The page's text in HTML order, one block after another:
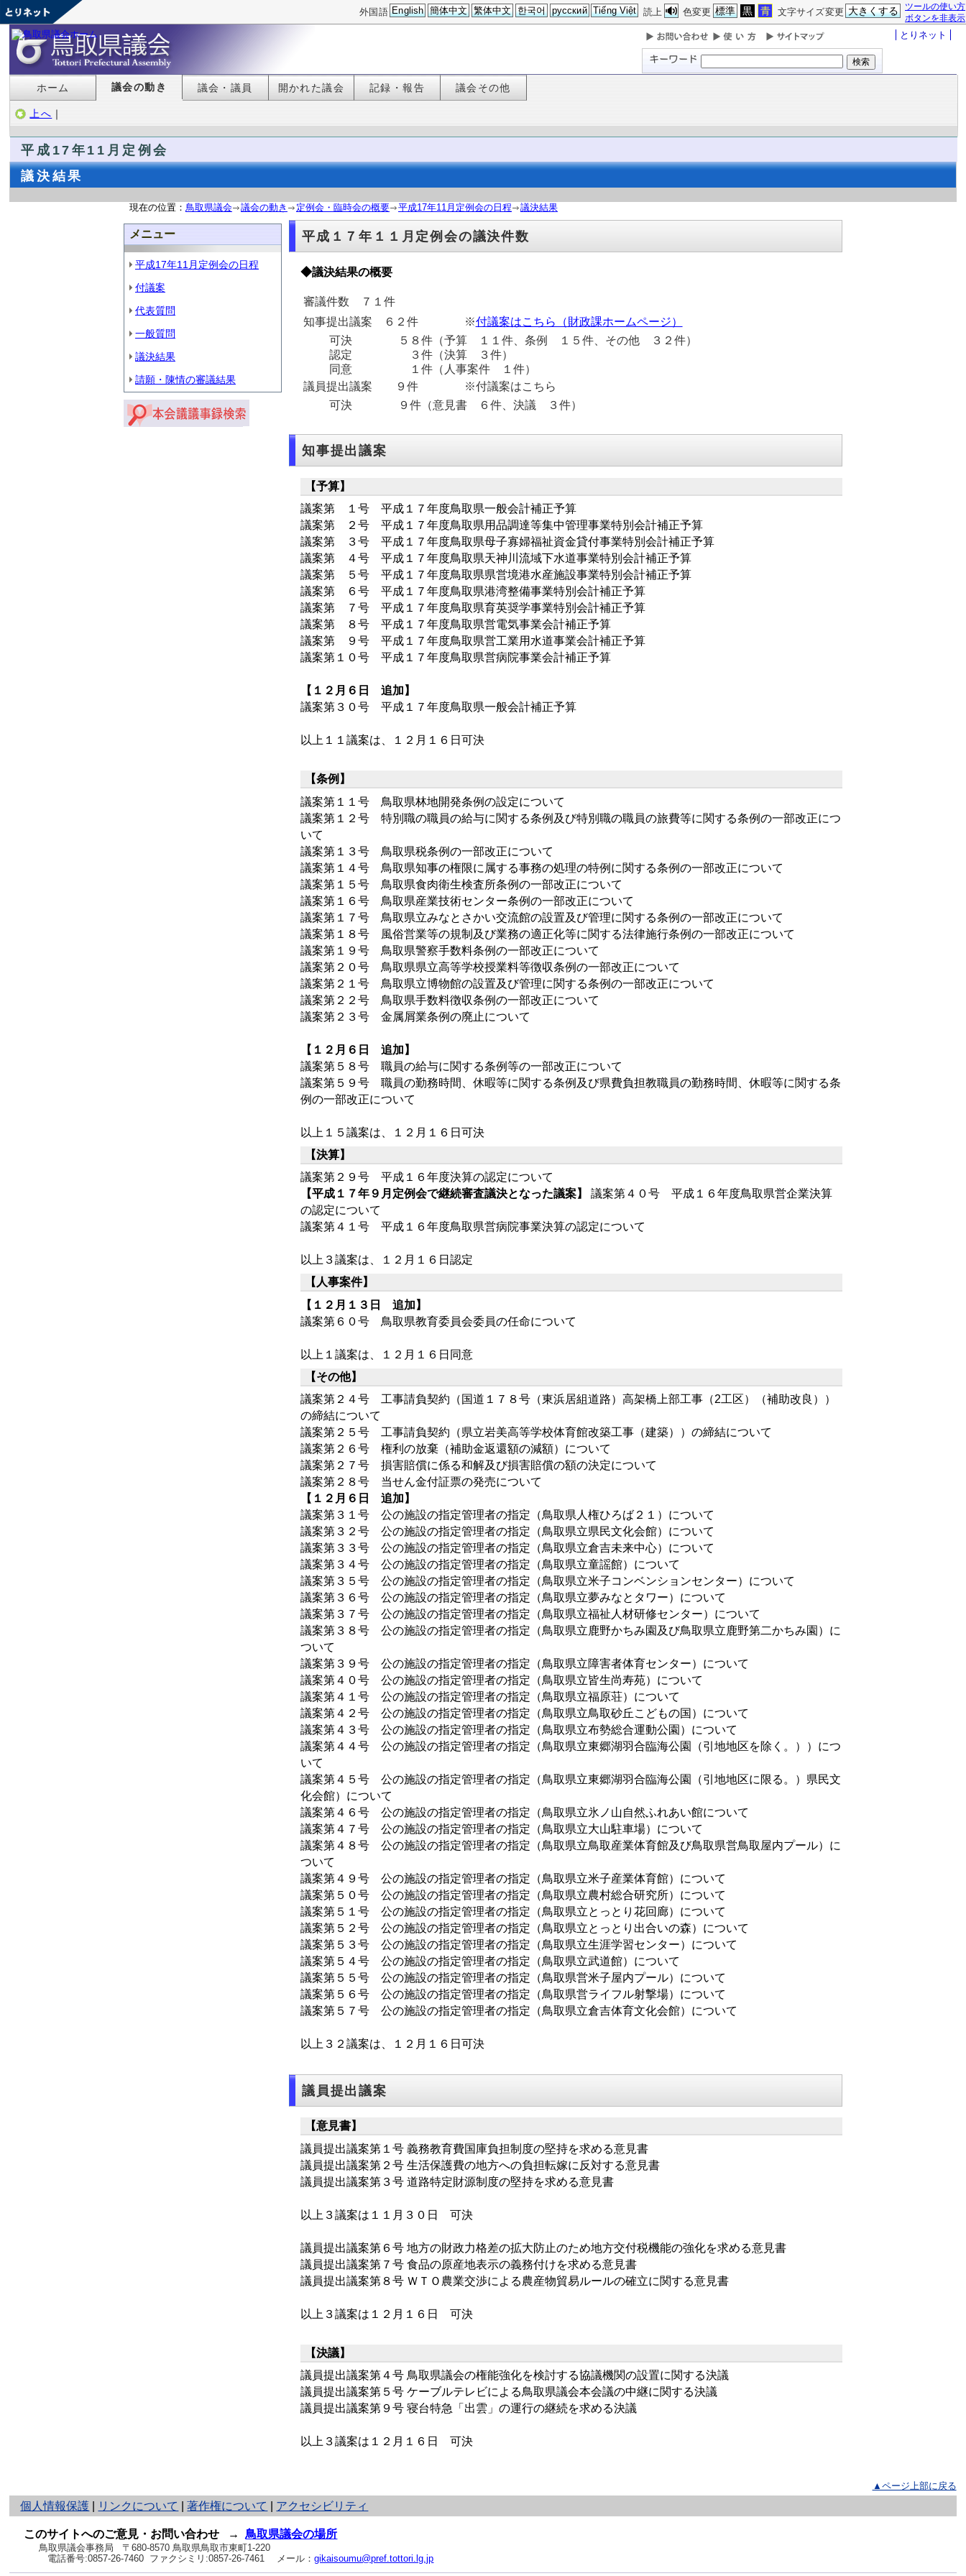
ツールの使い方
ボタンを非表示
文字サイズ変更 大きくする
色変更 標準 黒 青
読上
外国語 English 簡体中文 繁体中文 한국어 русский Tiếng Việt
とりネット
ホーム 議会の動き 議会・議員 開かれた議会 記録・報告 議会その他
上へ ｜
平成17年11月定例会
議決結果
現在の位置： 鳥取県議会 議会の動き 定例会・臨時会の概要 平成17年11月定例会の日程 議決結果
メニュー
平成17年11月定例会の日程
付議案
代表質問
一般質問
議決結果
請願・陳情の審議結果
平成１７年１１月定例会の議決件数
◆議決結果の概要
審議件数 ７１件
知事提出議案 ６２件 ※付議案はこちら（財政課ホームページ）
可決 ５８件（予算 １１件、条例 １５件、その他 ３２件）
認定 ３件（決算 ３件）
同意 １件（人事案件 １件）
議員提出議案 ９件 ※付議案はこちら
可決 ９件（意見書 ６件、決議 ３件）
知事提出議案
【予算】
議案第 １号 平成１７年度鳥取県一般会計補正予算
議案第 ２号 平成１７年度鳥取県用品調達等集中管理事業特別会計補正予算
議案第 ３号 平成１７年度鳥取県母子寡婦福祉資金貸付事業特別会計補正予算
議案第 ４号 平成１７年度鳥取県天神川流域下水道事業特別会計補正予算
議案第 ５号 平成１７年度鳥取県県営境港水産施設事業特別会計補正予算
議案第 ６号 平成１７年度鳥取県港湾整備事業特別会計補正予算
議案第 ７号 平成１７年度鳥取県育英奨学事業特別会計補正予算
議案第 ８号 平成１７年度鳥取県営電気事業会計補正予算
議案第 ９号 平成１７年度鳥取県営工業用水道事業会計補正予算
議案第１０号 平成１７年度鳥取県営病院事業会計補正予算
【１２月６日 追加】
議案第３０号 平成１７年度鳥取県一般会計補正予算
以上１１議案は、１２月１６日可決
【条例】
議案第１１号 鳥取県林地開発条例の設定について
議案第１２号 特別職の職員の給与に関する条例及び特別職の職員の旅費等に関する条例の一部改正につ
いて
議案第１３号 鳥取県税条例の一部改正について
議案第１４号 鳥取県知事の権限に属する事務の処理の特例に関する条例の一部改正について
議案第１５号 鳥取県食肉衛生検査所条例の一部改正について
議案第１６号 鳥取県産業技術センター条例の一部改正について
議案第１７号 鳥取県立みなとさかい交流館の設置及び管理に関する条例の一部改正について
議案第１８号 風俗営業等の規制及び業務の適正化等に関する法律施行条例の一部改正について
議案第１９号 鳥取県警察手数料条例の一部改正について
議案第２０号 鳥取県県立高等学校授業料等徴収条例の一部改正について
議案第２１号 鳥取県立博物館の設置及び管理に関する条例の一部改正について
議案第２２号 鳥取県手数料徴収条例の一部改正について
議案第２３号 金属屑業条例の廃止について
【１２月６日 追加】
議案第５８号 職員の給与に関する条例等の一部改正について
議案第５９号 職員の勤務時間、休暇等に関する条例及び県費負担教職員の勤務時間、休暇等に関する条
例の一部改正について
以上１５議案は、１２月１６日可決
【決算】
議案第２９号 平成１６年度決算の認定について
【平成１７年９月定例会で継続審査議決となった議案】
議案第４０号 平成１６年度鳥取県営企業決算
の認定について
議案第４１号 平成１６年度鳥取県営病院事業決算の認定について
以上３議案は、１２月１６日認定
【人事案件】
【１２月１３日 追加】
議案第６０号 鳥取県教育委員会委員の任命について
以上１議案は、１２月１６日同意
【その他】
議案第２４号 工事請負契約（国道１７８号（東浜居組道路）高架橋上部工事（2工区）（補助改良））
の締結について
議案第２５号 工事請負契約（県立岩美高等学校体育館改築工事（建築））の締結について
議案第２６号 権利の放棄（補助金返還額の減額）について
議案第２７号 損害賠償に係る和解及び損害賠償の額の決定について
議案第２８号 当せん金付証票の発売について
【１２月６日 追加】
議案第３１号 公の施設の指定管理者の指定（鳥取県人権ひろば２１）について
議案第３２号 公の施設の指定管理者の指定（鳥取県立県民文化会館）について
議案第３３号 公の施設の指定管理者の指定（鳥取県立倉吉未来中心）について
議案第３４号 公の施設の指定管理者の指定（鳥取県立童謡館）について
議案第３５号 公の施設の指定管理者の指定（鳥取県立米子コンベンションセンター）について
議案第３６号 公の施設の指定管理者の指定（鳥取県立夢みなとタワー）について
議案第３７号 公の施設の指定管理者の指定（鳥取県立福祉人材研修センター）について
議案第３８号 公の施設の指定管理者の指定（鳥取県立鹿野かちみ園及び鳥取県立鹿野第二かちみ園）に
ついて
議案第３９号 公の施設の指定管理者の指定（鳥取県立障害者体育センター）について
議案第４０号 公の施設の指定管理者の指定（鳥取県立皆生尚寿苑）について
議案第４１号 公の施設の指定管理者の指定（鳥取県立福原荘）について
議案第４２号 公の施設の指定管理者の指定（鳥取県立鳥取砂丘こどもの国）について
議案第４３号 公の施設の指定管理者の指定（鳥取県立布勢総合運動公園）について
議案第４４号 公の施設の指定管理者の指定（鳥取県立東郷湖羽合臨海公園（引地地区を除く。））につ
いて
議案第４５号 公の施設の指定管理者の指定（鳥取県立東郷湖羽合臨海公園（引地地区に限る。）県民文
化会館）について
議案第４６号 公の施設の指定管理者の指定（鳥取県立氷ノ山自然ふれあい館について
議案第４７号 公の施設の指定管理者の指定（鳥取県立大山駐車場）について
議案第４８号 公の施設の指定管理者の指定（鳥取県立鳥取産業体育館及び鳥取県営鳥取屋内プール）に
ついて
議案第４９号 公の施設の指定管理者の指定（鳥取県立米子産業体育館）について
議案第５０号 公の施設の指定管理者の指定（鳥取県立農村総合研究所）について
議案第５１号 公の施設の指定管理者の指定（鳥取県立とっとり花回廊）について
議案第５２号 公の施設の指定管理者の指定（鳥取県立とっとり出合いの森）について
議案第５３号 公の施設の指定管理者の指定（鳥取県立生涯学習センター）について
議案第５４号 公の施設の指定管理者の指定（鳥取県立武道館）について
議案第５５号 公の施設の指定管理者の指定（鳥取県営米子屋内プール）について
議案第５６号 公の施設の指定管理者の指定（鳥取県営ライフル射撃場）について
議案第５７号 公の施設の指定管理者の指定（鳥取県立倉吉体育文化会館）について
以上３２議案は、１２月１６日可決
議員提出議案
【意見書】
議員提出議案第１号 義務教育費国庫負担制度の堅持を求める意見書
議員提出議案第２号 生活保護費の地方への負担転嫁に反対する意見書
議員提出議案第３号 道路特定財源制度の堅持を求める意見書
以上３議案は１１月３０日 可決
議員提出議案第６号 地方の財政力格差の拡大防止のため地方交付税機能の強化を求める意見書
議員提出議案第７号 食品の原産地表示の義務付けを求める意見書
議員提出議案第８号 ＷＴＯ農業交渉による農産物貿易ルールの確立に関する意見書
以上３議案は１２月１６日 可決
【決議】
議員提出議案第４号 鳥取県議会の権能強化を検討する協議機関の設置に関する決議
議員提出議案第５号 ケーブルテレビによる鳥取県議会本会議の中継に関する決議
議員提出議案第９号 寝台特急「出雲」の運行の継続を求める決議
以上３議案は１２月１６日 可決
▲ページ上部に戻る
個人情報保護
と
り
ネ
ッ
ト
へ
リンクについて |著作権について アクセシビリティ
このサイトへのご意見・お問い合わせ →鳥取県議会の場所
鳥取県議会事務局
〒680-8570 鳥取県鳥取市東町1-220
電話番号:0857-26-7460 ファクシミリ:0857-26-7461 メール：gikaisoumu@pref.tottori.lg.jp